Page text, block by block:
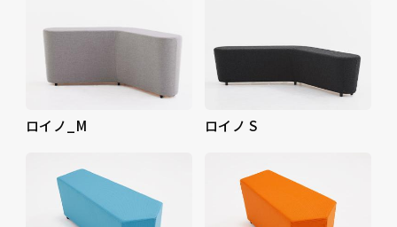
ロイノ_M ロイノ S